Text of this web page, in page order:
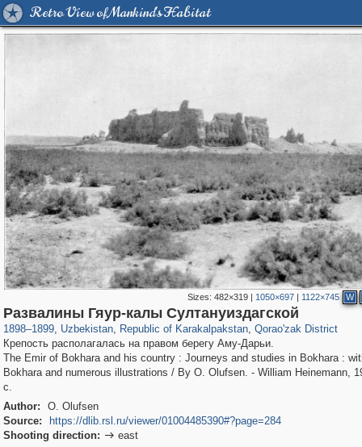
Retro View of Mankind's Habitat
Sizes:482×319 | 1050×697 | 1122×745 W
Развалины Гяур-калы Султануиздагской
1898–1899, Uzbekistan
32,590 219
, Republic of Karakalpakstan
354
, Qorao'zak District
9
Крепость располагалась на правом берегу Аму-Дарьи.
The Emir of Bokhara and his country : Journeys and studies in Bokhara :
Bokhara and numerous illustrations / By O. Olufsen. - William Heinemann,
с.
Author:
O. Olufsen
Source:
https://dlib.rsl.ru/viewer/01004485390#?page=284
Shooting direction:  east